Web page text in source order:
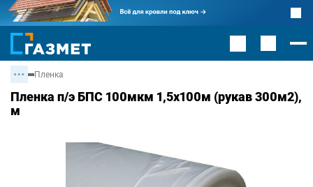
Пленка
Пленка п/э БПС 100мкм 1,5х100м (рукав 300м2),
м